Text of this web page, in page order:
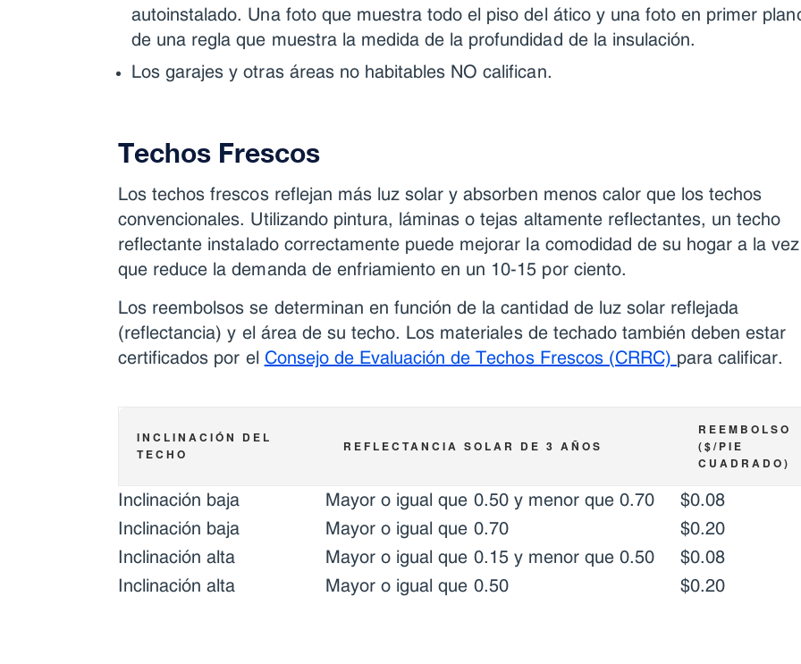
autoinstalado. Una foto que muestra todo el piso del ático y una foto en primer
de una regla que muestra la medida de la profundidad de la insulación.
Los garajes y otras áreas no habitables NO califican.
Techos Frescos
Los techos frescos reflejan más luz solar y absorben menos calor que los techos
convencionales. Utilizando pintura, láminas o tejas altamente reflectantes, un techo
reflectante instalado correctamente puede mejorar la comodidad de su hogar a la vez
que reduce la demanda de enfriamiento en un 10-15 por ciento.
Los reembolsos se determinan en función de la cantidad de luz solar reflejada
(reflectancia) y el área de su techo. Los materiales de techado también deben estar
certificados por el Consejo de Evaluación de Techos Frescos (CRRC) para calificar.
INCLINACIÓN DEL
TECHO
REFLECTANCIA SOLAR DE 3 AÑOS
REEMBOLSO
($/PIE
CUADRADO)
Inclinación baja Mayor o igual que 0.50 y menor que 0.70
$0.08
Inclinación baja
Mayor o igual que 0.70
$0.20
Inclinación alta
Mayor o igual que 0.15 y menor que 0.50
$0.08
Inclinación alta
Mayor o igual que 0.50 $0.20